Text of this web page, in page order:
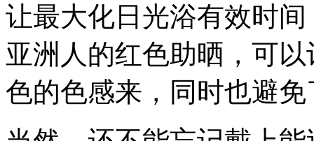
让最大化日光浴有效时
亚洲人的红色助晒，可
色的色感来，同时也避